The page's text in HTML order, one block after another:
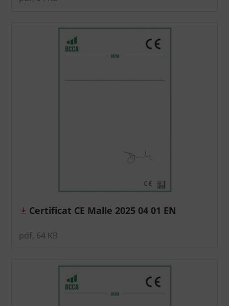
Certificat CE Malle 2025 04 01 EN
pdf, 64 KB